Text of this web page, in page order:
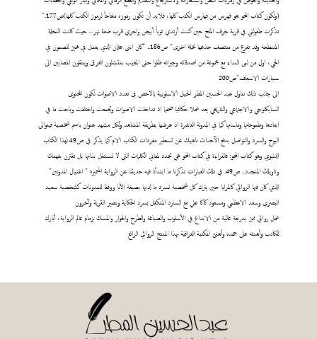
(ولكون كتاب المحو هو فهرس من فهارس الكتب كلها، فلابد أن تكون رموزه مفتاحاً لرموز الكتب كلها)ص177."
تذكرت طفولتي في قرية جرف الملح حين كنت أرتدي ثوباً أبيض واجري قرب ضفة نهر... حيث كانت النخلة
المنبطحة وقد تفرع من منتصف جذعها نخلة اخرى" ص186.. "كان ابني عثمان الذي يعمل في مخبز للصمون في
الحي، اول من لبى النداء مع مجموعة من اصدقائه وجيرانه ظلوا حتى المغيب ينتشلون الغرقى وينقلون المصابين الى
سيارات الاسعاف"ص200
السايكلوجي والاجتماعي والتاريخي يعد عملا حكائيا ضخما اذ تداخلت الاصوات وتجمعت واختلفت وباحت ما في
ابعادها وطموحاتها وماساتها كما في المدونة العاشرة اذ عرضها بطريقة المشاهد ولكل مشهد عنوان باسم شخصية فيتوالى
البوح والسرد والتواصل بدفع الآحداث ناهيك عن تسطير مفردات الكتاب الام كما يذكر في ص49 لهذا الكتاب
الدنيوي وهو كتاب المحو: فالقراءة في كتاب المحو هي تجدد لمعاني الكلمات التي لا تستقل بذاتها بل تقترن بفهمك
وتاويلك المتجدد.. ص49. في تلك العبارات تذكرنا ما ابتدأنا فيه حديثنا عن الرواية المتميزة " اغتيال المدونين"
الذي كان فيها الروائي كالمرايا حين يترك كل شخصية تسرد ما لديها بصيغة الأنا ووفقا للمدونات كشخصية سعيد
البصري وسعد الاعظمي ومسعود كاكا علي مع السارد المتكفل بسرد الحكاية وبصير القرية وآخرون
عمل روائي مميز بدرجة عالية من الابداع في الأسلوب والصياغة والطرح والحوار والمسك بزمام عالم الرواية، أبارك
للكاتب وأهنئه على جهده وأهنئ المكتبة العراقية بهذا المنتج الروائي الرائع